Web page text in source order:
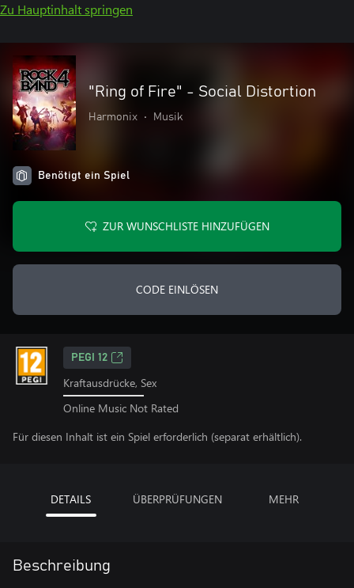
Zu Hauptinhalt springen
"Ring of Fire" - Social Distortion
Harmonix • Musik
Benötigt ein Spiel
ZUR WUNSCHLISTE HINZUFÜGEN
CODE EINLÖSEN
PEGI 12
Kraftausdrücke, Sex
Online Music Not Rated
Für diesen Inhalt ist ein Spiel erforderlich (separat erhältlich).
DETAILS ÜBERPRÜFUNGEN MEHR
Beschreibung